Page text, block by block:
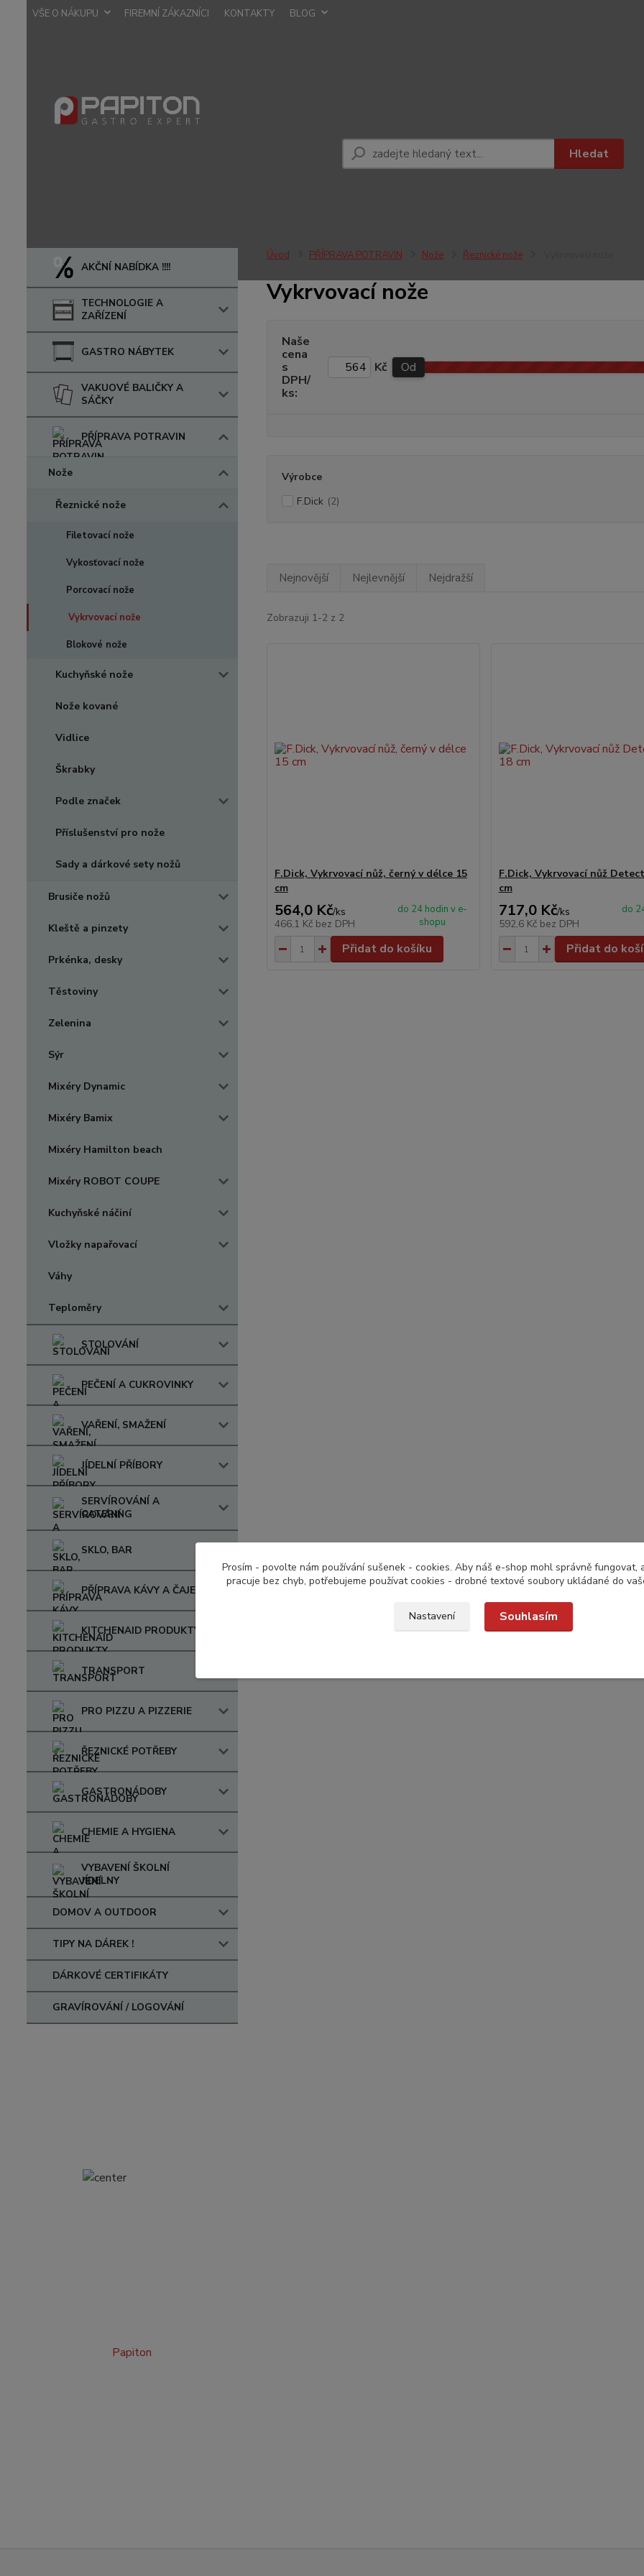
VŠE O NÁKUPU FIREMNÍ ZÁKAZNÍCI KONTAKTY BLOG
Hledat
AKČNÍ NABÍDKA !!!!
TECHNOLOGIE A
ZAŘÍZENÍ
GASTRO NÁBYTEK
VAKUOVÉ BALIČKY A
SÁČKY
PŘÍPRAVA POTRAVIN
Nože
Řeznické nože
Filetovací nože
Vykosťovací nože
Porcovací nože
Vykrvovací nože
Blokové nože
Kuchyňské nože
Nože kované
Vidlice
Škrabky
Podle značek
Příslušenství pro nože
Sady a dárkové sety nožů
Brusiče nožů
Kleště a pinzety
Prkénka, desky
Těstoviny
Zelenina
Sýr
Mixéry Dynamic
Mixéry Bamix
Mixéry Hamilton beach
Mixéry ROBOT COUPE
Kuchyňské náčiní
Vložky napařovací
Váhy
Teploměry
STOLOVÁNÍ
PEČENÍ A CUKROVINKY
VAŘENÍ, SMAŽENÍ
JÍDELNÍ PŘÍBORY
SERVÍROVÁNÍ A
CATERING
SKLO, BAR
PŘÍPRAVA KÁVY A ČAJE
KITCHENAID PRODUKTY
TRANSPORT
PRO PIZZU A PIZZERIE
ŘEZNICKÉ POTŘEBY
GASTRONÁDOBY
CHEMIE A HYGIENA
VYBAVENÍ ŠKOLNÍ
JÍDELNY
DOMOV A OUTDOOR
TIPY NA DÁREK !
DÁRKOVÉ CERTIFIKÁTY
GRAVÍROVÁNÍ / LOGOVÁNÍ
Papiton
Úvod PŘÍPRAVA POTRAVIN Nože Řeznické nože
Vykrvovací nože
Naše
cena
s
DPH/
ks:
Kč Od
Výrobce
F.Dick (2)
Nejnovější Nejlevnější Nejdražší
Zobrazuji 1-2 z 2
F.Dick, Vykrvovací nůž, černý v délce 15
cm
564,0 Kč/ks
466,1 Kč bez DPH
do 24 hodin v e-
shopu
Přidat do košíku
F.Dick, Vykrvovací nůž
cm
717,0 Kč/ks
592,6 Kč bez DPH
do
Přidat do
Prosím - povolte nám používání sušenek - cookies. Aby náš e-shop mohl správně fungovat,
pracuje bez chyb, potřebujeme používat cookies - drobné textové soubory ukládané do
Nastavení Souhlasím